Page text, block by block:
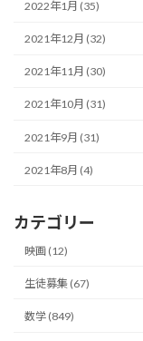
2022年1月 (35)
2021年12月 (32)
2021年11月 (30)
2021年10月 (31)
2021年9月 (31)
2021年8月 (4)
カテゴリー
映画 (12)
生徒募集 (67)
数学 (849)